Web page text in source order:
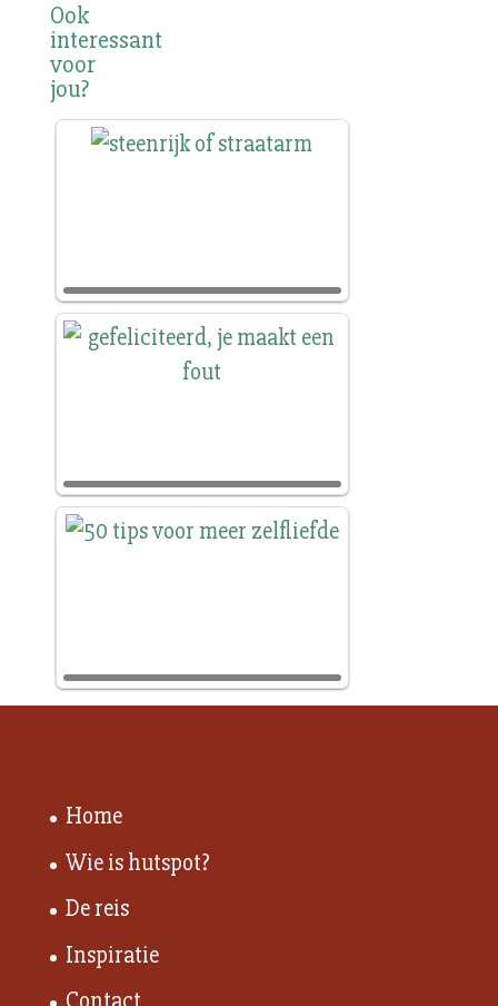
Ook
interessant
voor
jou?
Home
Wie is hutspot?
De reis
Inspiratie